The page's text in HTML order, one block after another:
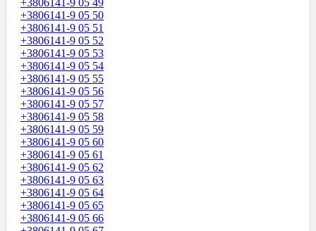
+3806141-9 05 49
+3806141-9 05 50
+3806141-9 05 51
+3806141-9 05 52
+3806141-9 05 53
+3806141-9 05 54
+3806141-9 05 55
+3806141-9 05 56
+3806141-9 05 57
+3806141-9 05 58
+3806141-9 05 59
+3806141-9 05 60
+3806141-9 05 61
+3806141-9 05 62
+3806141-9 05 63
+3806141-9 05 64
+3806141-9 05 65
+3806141-9 05 66